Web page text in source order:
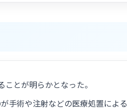
とが明らかとなった。
手術や注射などの医療処置による